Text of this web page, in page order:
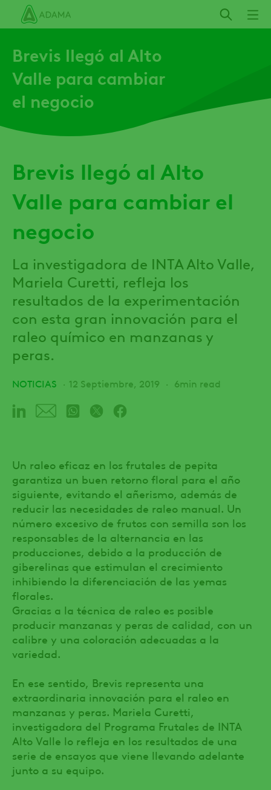
principal
Brevis llegó al Alto
Valle para cambiar
el negocio
Brevis llegó al Alto
Valle para cambiar el
negocio
La investigadora de INTA Alto Valle,
Mariela Curetti, refleja los
resultados de la experimentación
con esta gran innovación para el
raleo químico en manzanas y
peras.
NOTICIAS 12 Septiembre, 2019 6min read
Un raleo eficaz en los frutales de pepita
garantiza un buen retorno floral para el año
siguiente, evitando el añerismo, además de
reducir las necesidades de raleo manual. Un
número excesivo de frutos con semilla son los
responsables de la alternancia en las
producciones, debido a la producción de
giberelinas que estimulan el crecimiento
inhibiendo la diferenciación de las yemas
florales.
Gracias a la técnica de raleo es posible
producir manzanas y peras de calidad, con un
calibre y una coloración adecuadas a la
variedad.
En ese sentido, Brevis representa una
extraordinaria innovación para el raleo en
manzanas y peras. Mariela Curetti,
investigadora del Programa Frutales de INTA
Alto Valle lo refleja en los resultados de una
serie de ensayos que viene llevando adelante
junto a su equipo.